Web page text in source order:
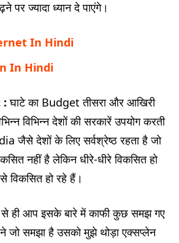
पर ज्यादा ध्यान दे पाएंगे।
In Hindi
In Hindi
: घाटे का Budget तीसरा और आखिरी
विभिन्न देशों की सरकारें उपयोग करती
जैसे देशों के लिए सर्वश्रेष्ठ रहता है जो
नहीं है लेकिन धीरे-धीरे विकसित हो
विकसित हो रहे हैं।
ही आप इसके बारे में काफी कुछ समझ गए
जो समझा है उसको मुझे थोड़ा एक्सप्लेन